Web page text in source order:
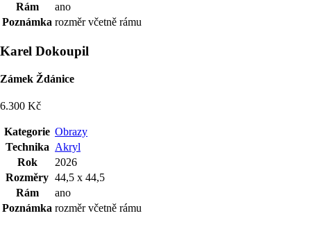
Rám
ano
Poznámka rozměr včetně rámu
Karel Dokoupil
Zámek Ždánice
6.300 Kč
Kategorie Obrazy
Technika Akryl
Rok
2026
Rozměry 44,5 x 44,5
Rám
ano
Poznámka rozměr včetně rámu